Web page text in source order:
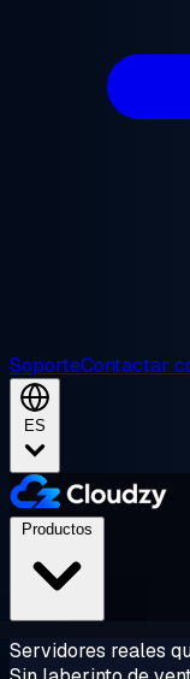
SoporteContactar
ES
Servidores reales